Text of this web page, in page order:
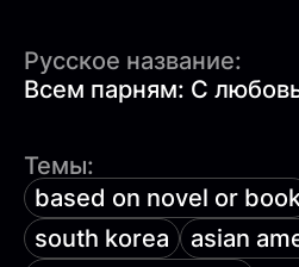
Русское название:
Всем парням: С
Темы:
based on novel or
south korea
asian